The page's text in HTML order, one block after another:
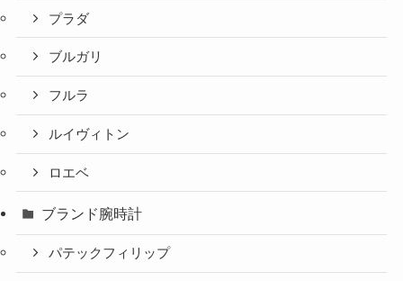
プラダ
ブルガリ
フルラ
ルイヴィトン
ロエベ
ブランド腕時計
パテックフィリップ